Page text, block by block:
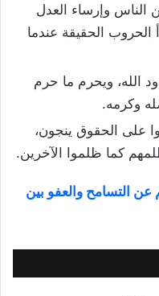
الناس وإرساء العدل
الحروب الحقيقة عندما
الله، ويحرم ما حرم
وكرمه.
على الحقوق ينجون،
كما ظلموا الآخرين.
عن التسامح والعفو بين